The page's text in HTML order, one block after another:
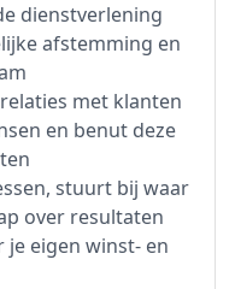
dienstverlening
afstemming en
met klanten
en benut deze
stuurt bij waar
over resultaten
je eigen winst- en